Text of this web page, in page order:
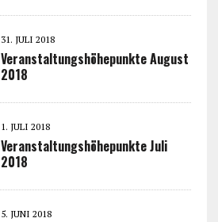
31. JULI 2018
Veranstaltungshöhepunkte August
2018
1. JULI 2018
Veranstaltungshöhepunkte Juli
2018
5. JUNI 2018